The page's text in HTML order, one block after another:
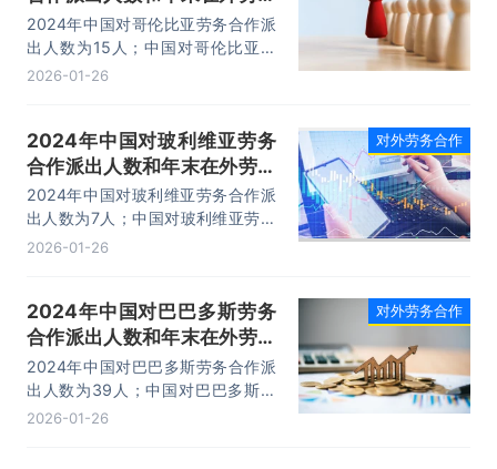
人员情况统计
2024年中国对哥伦比亚劳务合作派
出人数为15人；中国对哥伦比亚劳
务合作年末在外人员有14人。2024
2026-01-26
2024年中国对玻利维亚劳务
合作派出人数和年末在外劳务
人员情况统计
2024年中国对玻利维亚劳务合作派
出人数为7人；中国对玻利维亚劳务
合作年末在外人员有119人。2024
2026-01-26
对外劳务合作
2024年中国对巴巴多斯劳务
合作派出人数和年末在外劳务
人员情况统计
2024年中国对巴巴多斯劳务合作派
出人数为39人；中国对巴巴多斯劳
务合作年末在外人员有78人。2024
2026-01-26
对外劳务合作